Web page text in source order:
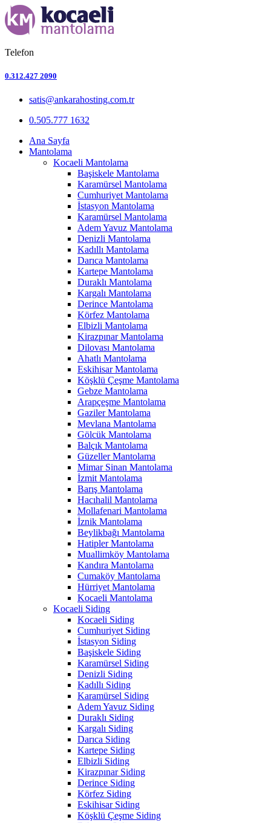
Telefon
0.312.427 2090
satis@ankarahosting.com.tr
0.505.777 1632
Ana Sayfa
Mantolama
Kocaeli Mantolama
Başiskele Mantolama
Karamürsel Mantolama
Cumhuriyet Mantolama
İstasyon Mantolama
Karamürsel Mantolama
Adem Yavuz Mantolama
Denizli Mantolama
Kadıllı Mantolama
Darıca Mantolama
Kartepe Mantolama
Duraklı Mantolama
Kargalı Mantolama
Derince Mantolama
Körfez Mantolama
Elbizli Mantolama
Kirazpınar Mantolama
Dilovası Mantolama
Ahatlı Mantolama
Eskihisar Mantolama
Köşklü Çeşme Mantolama
Gebze Mantolama
Arapçeşme Mantolama
Gaziler Mantolama
Mevlana Mantolama
Gölcük Mantolama
Balçık Mantolama
Güzeller Mantolama
Mimar Sinan Mantolama
İzmit Mantolama
Barış Mantolama
Hacıhalil Mantolama
Mollafenari Mantolama
İznik Mantolama
Beylikbağı Mantolama
Hatipler Mantolama
Muallimköy Mantolama
Kandıra Mantolama
Cumaköy Mantolama
Hürriyet Mantolama
Kocaeli Mantolama
Kocaeli Siding
Kocaeli Siding
Cumhuriyet Siding
İstasyon Siding
Başiskele Siding
Karamürsel Siding
Denizli Siding
Kadıllı Siding
Karamürsel Siding
Adem Yavuz Siding
Duraklı Siding
Kargalı Siding
Darıca Siding
Kartepe Siding
Elbizli Siding
Kirazpınar Siding
Derince Siding
Körfez Siding
Eskihisar Siding
Köşklü Çeşme Siding